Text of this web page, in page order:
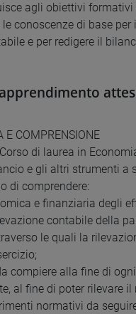
agli obiettivi
conoscenze di base
e per redigere il
E COMPRENSIONE
di laurea in
e gli altri strumenti a
di comprendere:
e finanziaria degli
contabile della
le quali la
compiere alla fine di
al fine di poter rilevare
normativi da